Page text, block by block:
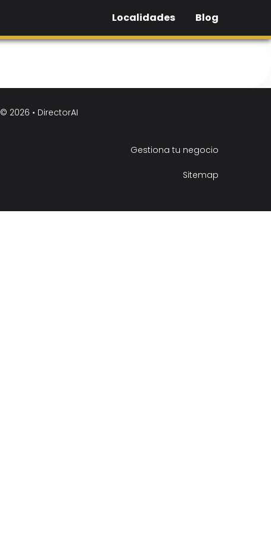
Localidades Blog
© 2026 • DirectorAI
Gestiona tu negocio
Sitemap